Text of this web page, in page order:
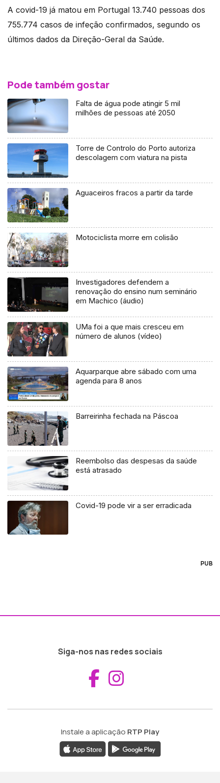
A covid-19 já matou em Portugal 13.740 pessoas dos
755.774 casos de infeção confirmados, segundo os
últimos dados da Direção-Geral da Saúde.
Pode também gostar
Falta de água pode atingir 5 mil
milhões de pessoas até 2050
Torre de Controlo do Porto autoriza
descolagem com viatura na pista
Aguaceiros fracos a partir da tarde
Motociclista morre em colisão
Investigadores defendem a
renovação do ensino num seminário
em Machico (áudio)
UMa foi a que mais cresceu em
número de alunos (vídeo)
Aquarparque abre sábado com uma
agenda para 8 anos
Barreirinha fechada na Páscoa
Reembolso das despesas da saúde
está atrasado
Covid-19 pode vir a ser erradicada
PUB
Siga-nos nas redes sociais
Aceder ao
Instale a aplicação RTP Play